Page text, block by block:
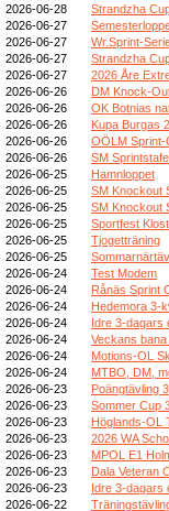
2026-06-28
Strandzha
2026-06-27
2026-06-27
Wr.Sprint-
2026-06-27
Strandzha
2026-06-27
2026 Åre
2026-06-26
DM Knock-
2026-06-26
OK Botnias
2026-06-26
Kupa Burgas
2026-06-26
OÖLM Sprint-
2026-06-26
SM
2026-06-25
Hamnloppet
2026-06-25
SM Knockout
2026-06-25
SM Knockout
2026-06-25
Sportfest
2026-06-25
Tjogetträning
2026-06-25
2026-06-24
Test Modem
2026-06-24
Rånäs Sprint
2026-06-24
Hedemora 3-
2026-06-24
Idre 3-dagars
2026-06-24
Veckans
2026-06-24
Motions-OL
2026-06-24
MTBO, DM,
2026-06-23
Poängtävling 3
2026-06-23
Sommer Cup
2026-06-23
Höglands-OL
2026-06-23
2026 WA
2026-06-23
MPOL E1
2026-06-23
Dala Veteran
2026-06-23
Idre 3-dagars
2026-06-22